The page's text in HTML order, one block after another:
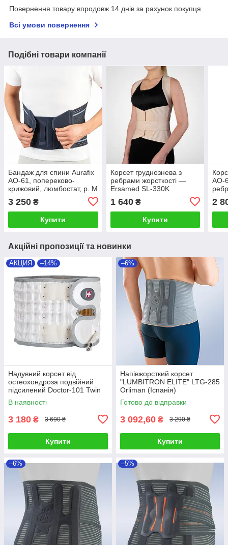
Повернення товару впродовж 14 днів за рахунок покупця
Всі умови повернення
Подібні товари компанії
Бандаж для спини Aurafix
AO-61, попереково-
крижовий, люмбостат, р. М
3 250 ₴
Купити
Корсет груднознева з
ребрами жорсткості —
Ersamed SL-330K
1 640₴
Купити
AO-
2
Акційні пропозиції та новинки
АКЦИЯ –14%
Надувний корсет від
остеохондроза подвійний
підсилений Doctor-101 Twin
(TW-PNC-2)
В наявності
3 180 ₴ 3 690 ₴
Купити
–6%
Напівжорсткий корсет
"LUMBITRON ELITE" LTG-285
Orliman (Іспанія)
Готово до відправки
3 092,60 ₴ 3 290 ₴
Купити
–6% –5%